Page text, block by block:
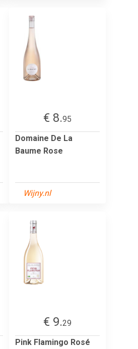
€ 8.95
Domaine De La
Baume Rose
Wijny.nl
€ 9.29
Pink Flamingo Rosé